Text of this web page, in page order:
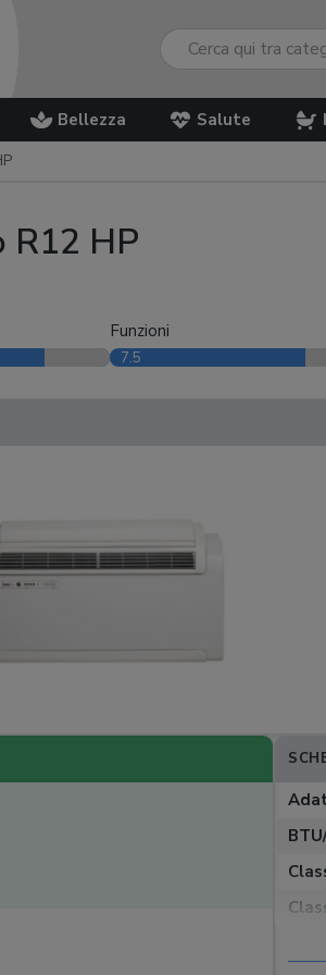
Bellezza Salute
R12 HP
Funzioni
7.5